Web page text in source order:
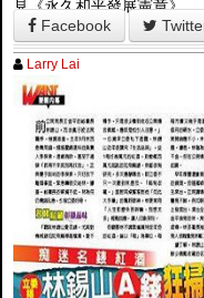
見《永久和平發展憲章》。
Facebook
Larry Lai